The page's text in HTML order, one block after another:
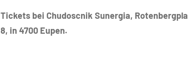
Tickets bei Chudoscnik Sunergia,
8, in 4700 Eupen.